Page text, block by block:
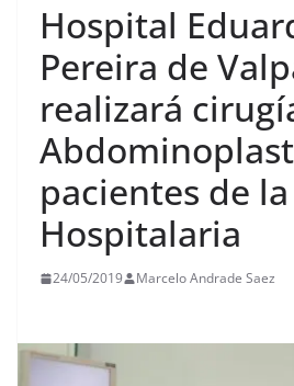
Hospital
Pereira de
realizará
pacientes de la
Hospitalaria
24/05/2019 Marcelo Andrade Saez